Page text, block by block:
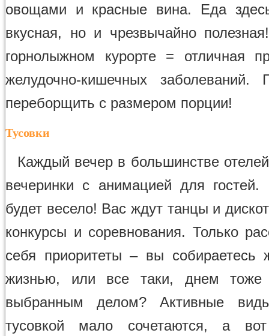
овощами и красные вина. Еда
вкусная, но и чрезвычайно
горнолыжном курорте = отличная
желудочно-кишечных заболеваний.
переборщить с размером порции!
Тусовки
Каждый вечер в большинстве
вечеринки с анимацией для
будет весело! Вас ждут танцы и
конкурсы и соревнования. Только
себя приоритеты – вы собираетесь
жизнью, или все таки, днем тоже
выбранным делом? Активные
тусовкой мало сочетаются, а вот